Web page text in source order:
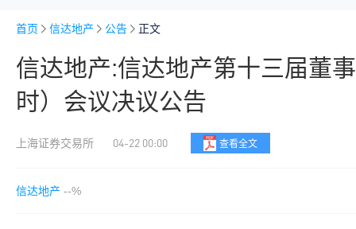
首页 信达地产 公告 正文
信达地产:信达地产第十三届董
时）会议决议公告
上海证券交易所 04-22 00:00 查看全文
信达地产 --%